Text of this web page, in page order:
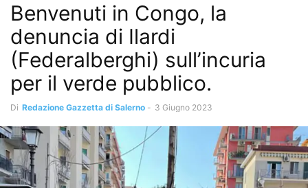
Benvenuti in Congo, la
denuncia di Ilardi
(Federalberghi) sull’incuria
per il verde pubblico.
Di Redazione Gazzetta di Salerno - 3 Giugno 2023